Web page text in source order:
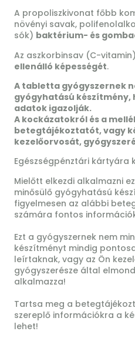
A propoliszkivonat főbb
növényi savak,
sók) baktérium- és
Az aszkorbinsav (C-vitamin)
ellenálló képességét.
A tabletta gyógyszernek
gyógyhatású
adatok igazolják.
A kockázatokról és a
betegtájékoztatót, vagy
kezelőorvosát,
Egészségpénztári kártyára
Mielőtt elkezdi alkalmazni
minősülő gyógyhatású
figyelmesen az alábbi
számára fontos
Ezt a gyógyszernek nem
készítményt mindig
leírtaknak, vagy az Ön
gyógyszerésze által
alkalmazza!
Tartsa meg a
szereplő információkra a
lehet!